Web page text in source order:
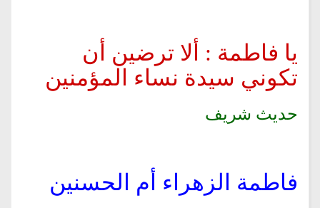
يا فاطمة : ألا ترضين أن
تكوني سيدة نساء المؤمنين
حديث شريف
فاطمة الزهراء أم الحسنين